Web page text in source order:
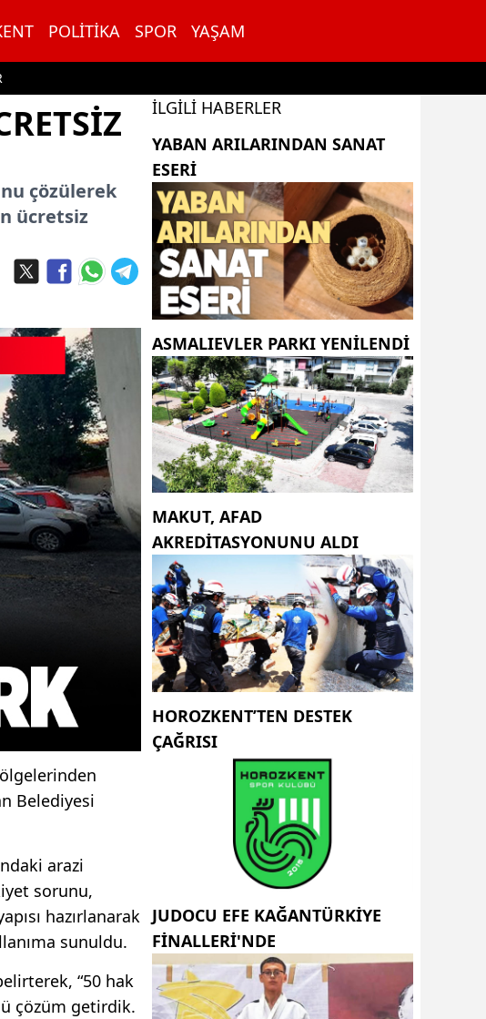
POLITIKA SPOR YAŞAM
çözülerek
ücretsiz
Belediyesi
arazi
sorunu,
hazırlanarak
sunuldu.
“50 hak
çözüm getirdik.
İLGILI HABERLER
YABAN ARILARINDAN SANAT
ESERI
ASMALIEVLER PARKI YENİLENDİ
MAKUT, AFAD
AKREDİTASYONUNU ALDI
HOROZKENT’TEN DESTEK
ÇAĞRISI
JUDOCU EFE KAĞANTÜRKİYE
FİNALLERİ'NDE